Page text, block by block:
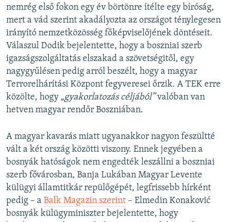
nemrég első fokon egy év börtönre ítélte egy bíróság,
mert a vád szerint akadályozta az országot ténylegesen
irányító nemzetközösség főképviselőjének döntéseit.
Válaszul Dodik bejelentette, hogy a boszniai szerb
igazságszolgáltatás elszakad a szövetségitől, egy
nagygyűlésen pedig arról beszélt, hogy a magyar
Terrorelhárítási Központ fegyveresei őrzik. A TEK erre
közölte, hogy „gyakorlatozás céljából”valóban van
hetven magyar rendőr Boszniában.
A magyar kavarás miatt ugyanakkor nagyon feszültté
vált a két ország közötti viszony. Ennek jegyében a
bosnyák hatóságok nem engedték leszállni a boszniai
szerb fővárosban, Banja Lukában Magyar Levente
külügyi államtitkár repülőgépét, legfrissebb hírként
pedig – a Balk Magazin szerint – Elmedin Konaković
bosnyák külügyminiszter bejelentette, hogy